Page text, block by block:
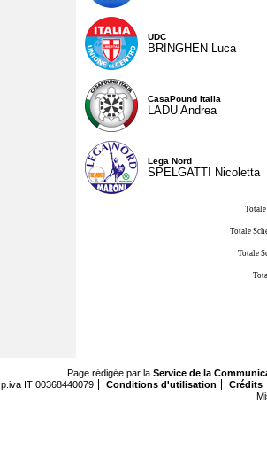
UDC
BRINGHEN Luca
CasaPound Italia
LADU Andrea
Lega Nord
SPELGATTI Nicoletta
Totale
Totale
Page rédigée par la Service de la
p.iva IT 00368440079
Conditions d'utilisation
Crédits